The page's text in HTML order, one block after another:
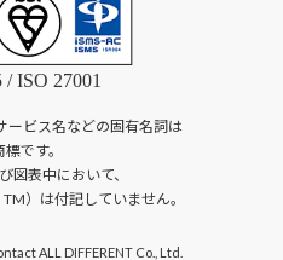
/ ISO 27001
ービス名などの固有名詞は
です。
図表中において、
）は付記していません。
ALL DIFFERENT Co., Ltd.